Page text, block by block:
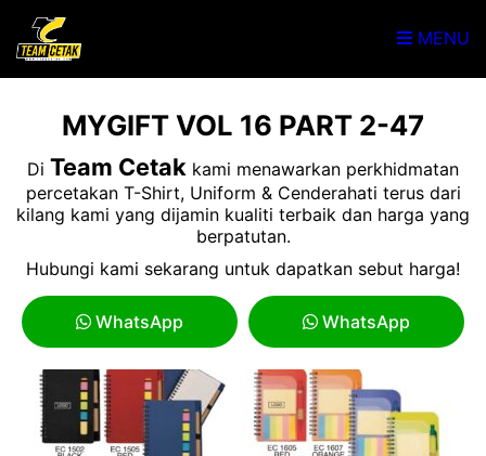
MENU
MYGIFT VOL 16 PART 2-47
Di Team Cetak kami menawarkan perkhidmatan
percetakan T-Shirt, Uniform & Cenderahati terus dari
kilang kami yang dijamin kualiti terbaik dan harga yang
berpatutan.
Hubungi kami sekarang untuk dapatkan sebut harga!
WhatsApp WhatsApp